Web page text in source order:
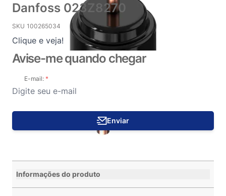
Danfoss 023Z8270
SKU 100265034
Clique e veja!
Avise-me quando chegar
E-mail:
Enviar
Informações do produto